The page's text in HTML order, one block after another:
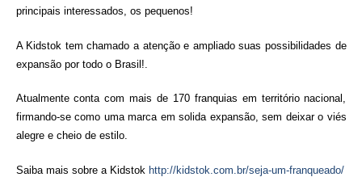
principais interessados, os pequenos!
A Kidstok tem chamado a atenção e ampliado suas possibilidades de
expansão por todo o Brasil!.
Atualmente conta com mais de 170 franquias em território nacional,
firmando-se como uma marca em solida expansão, sem deixar o viés
alegre e cheio de estilo.
Saiba mais sobre a Kidstok http://kidstok.com.br/seja-um-franqueado/